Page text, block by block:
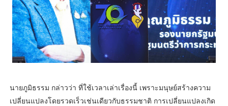
นายภูมิธรรม กล่าวว่า ที่ใช้เวลาเล่าเรื่องนี้ เพราะมนุษย์สร้างความ
เปลี่ยนแปลงโดยรวดเร็วเช่นเดียวกับธรรมชาติ การเปลี่ยนแปลงเกิด